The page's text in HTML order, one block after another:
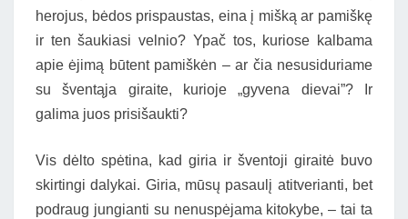
herojus, bėdos prispaustas, eina į mišką ar pamiškę
ir ten šaukiasi velnio? Ypač tos, kuriose kalbama
apie ėjimą būtent pamiškėn – ar čia nesusiduriame
su šventąja giraite, kurioje „gyvena dievai”? Ir
galima juos prisišaukti?
Vis dėlto spėtina, kad giria ir šventoji giraitė buvo
skirtingi dalykai. Giria, mūsų pasaulį atitverianti, bet
podraug jungianti su nenuspėjama kitokybe, – tai ta